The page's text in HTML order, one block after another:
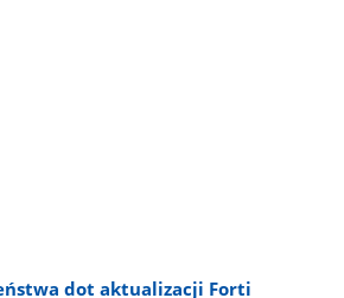
dot aktualizacji Forti